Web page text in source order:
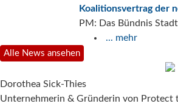
Koalitionsvertrag der
PM: Das Bündnis
... mehr
Alle News ansehen
Dorothea Sick-Thies
Unternehmerin & Gründerin von Protect